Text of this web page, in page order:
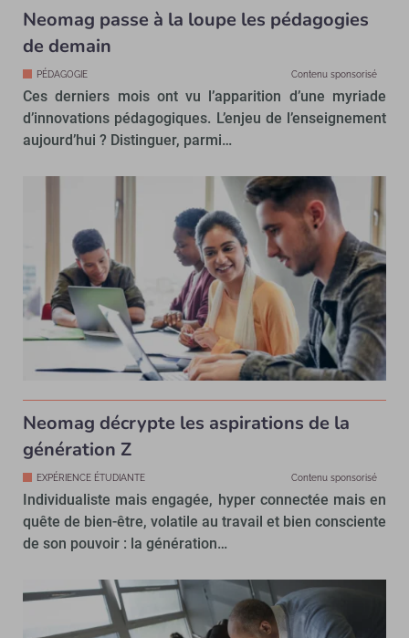
Neomag passe à la loupe les pédagogies
de demain
PÉDAGOGIE Contenu sponsorisé
Ces derniers mois ont vu l’apparition d’une myriade
d’innovations pédagogiques. L’enjeu de l’enseignement
aujourd’hui ? Distinguer, parmi…
Neomag décrypte les aspirations de la
génération Z
EXPÉRIENCE ÉTUDIANTE Contenu sponsorisé
Individualiste mais engagée, hyper connectée mais en
quête de bien-être, volatile au travail et bien consciente
de son pouvoir : la génération…